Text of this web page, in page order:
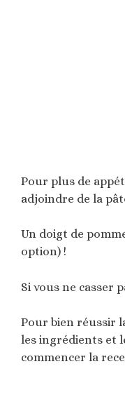
Pour plus de
adjoindre de la
Un doigt de
option) !
Si vous ne casser
Pour bien réussir
les ingrédients et
commencer la